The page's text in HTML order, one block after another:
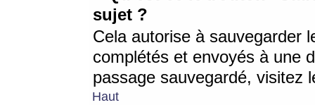
sujet ?
Cela autorise à sauvegarder
complétés et envoyés à une
passage sauvegardé, visitez
Haut